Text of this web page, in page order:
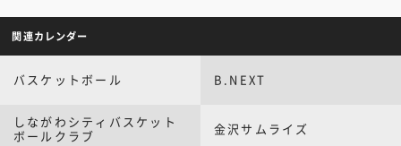
関連カレンダー
バスケットボール B.NEXT
しながわシティバスケット
ボールクラブ
金沢サムライズ